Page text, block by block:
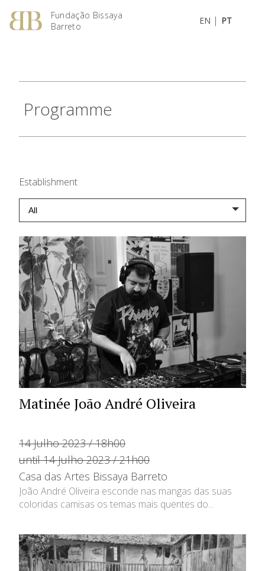
Fundação Bissaya
Barreto
EN | PT
Programme
Establishment
Matinée João André Oliveira
14 Julho 2023 / 18h00
until 14 Julho 2023 / 21h00
Casa das Artes Bissaya Barreto
João André Oliveira esconde nas mangas das suas
coloridas camisas os temas mais quentes do...